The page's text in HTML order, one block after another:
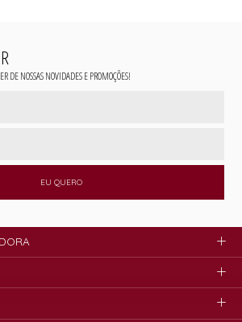
DE NOSSAS NOVIDADES E PROMOÇÕES!
EU QUERO